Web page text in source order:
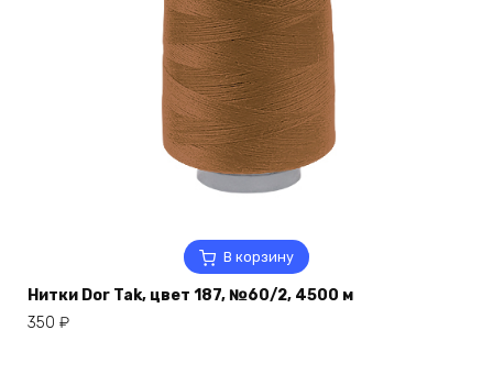
В корзину
Нитки Dor Tak, цвет 187, №60/2, 4500 м
350 ₽